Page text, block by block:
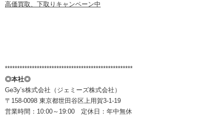
高価買取、下取りキャンペーン中
****************************************************
◎本社◎
Ge3y’s株式会社（ジェミーズ株式会社）
〒158-0098 東京都世田谷区上用賀3-1-19
営業時間：10:00～19:00 定休日：年中無休